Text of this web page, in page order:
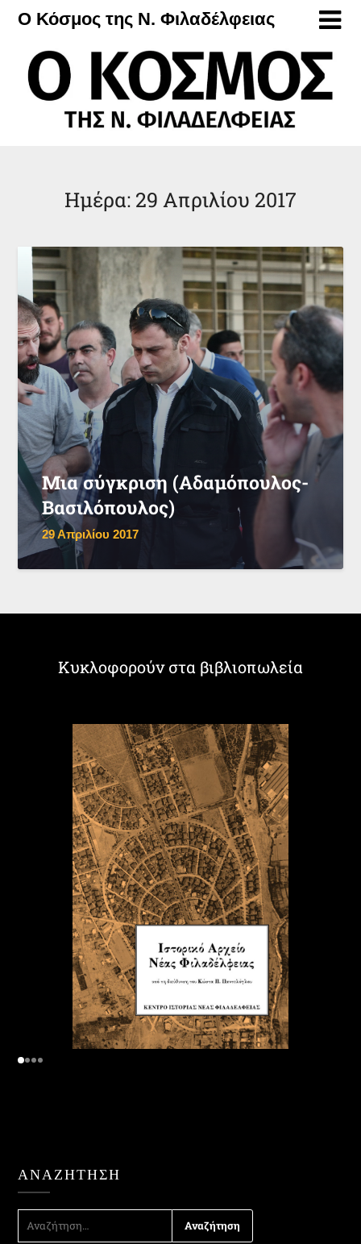
Μετάβαση
περιεχόμενο
Ο Κόσμος της Ν. Φιλαδέλφειας
Ημέρα: 29 Απριλίου 2017
Μια σύγκριση (Αδαμόπουλος-
Βασιλόπουλος)
29 Απριλίου 2017
Κυκλοφορούν στα βιβλιοπωλεία
ΑΝΑΖΉΤΗΣΗ
ΑΝΑΖΉΤΗΣΗ
ΓΙΑ: